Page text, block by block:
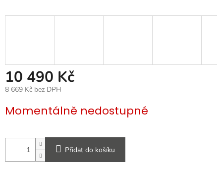
10 490 Kč
8 669 Kč bez DPH
cena:
Momentálně nedostupné
Přidat do košíku